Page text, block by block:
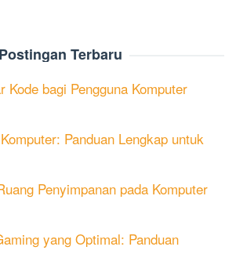
Postingan Terbaru
Kode bagi Pengguna Komputer
Panduan Lengkap untuk
Penyimpanan pada Komputer
yang Optimal: Panduan